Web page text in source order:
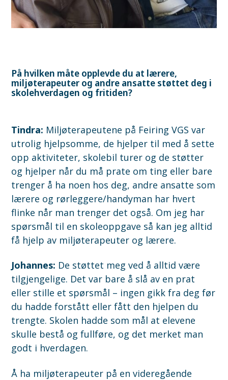
På hvilken måte opplevde du at lærere,
miljøterapeuter og andre ansatte støttet deg i
skolehverdagen og fritiden?
Tindra: Miljøterapeutene på Feiring VGS var
utrolig hjelpsomme, de hjelper til med å sette
opp aktiviteter, skolebil turer og de støtter
og hjelper når du må prate om ting eller bare
trenger å ha noen hos deg, andre ansatte som
lærere og rørleggere/handyman har hvert
flinke når man trenger det også. Om jeg har
spørsmål til en skoleoppgave så kan jeg alltid
få hjelp av miljøterapeuter og lærere.
Johannes: De støttet meg ved å alltid være
tilgjengelige. Det var bare å slå av en prat
eller stille et spørsmål – ingen gikk fra deg før
du hadde forstått eller fått den hjelpen du
trengte. Skolen hadde som mål at elevene
skulle bestå og fullføre, og det merket man
godt i hverdagen.
Å ha miljøterapeuter på en videregående